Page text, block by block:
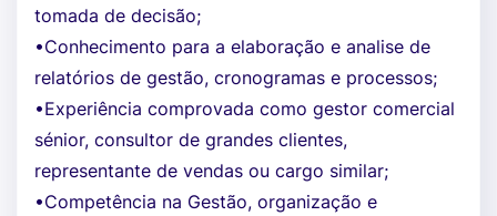
tomada de decisão;
•Conhecimento para a elaboração e analise de
relatórios de gestão, cronogramas e processos;
•Experiência comprovada como gestor comercial
sénior, consultor de grandes clientes,
representante de vendas ou cargo similar;
•Competência na Gestão, organização e